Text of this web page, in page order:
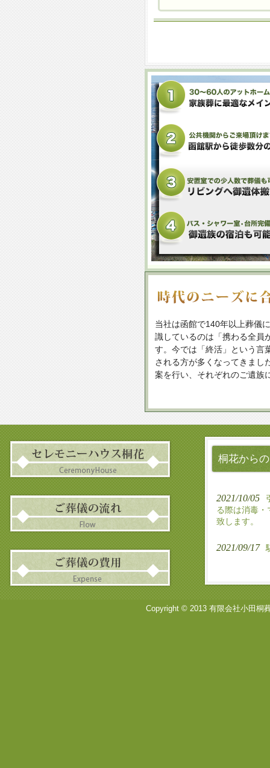
当社は函館で140年以上葬儀
識しているのは「携わる全員
す。今では「終活」という言
される方が多くなってきまし
案を行い、それぞれのご遺族
桐花から
2021/10/05
る際は消毒・
致します。
2021/09/17
Copyright © 2013 有限会社小田桐